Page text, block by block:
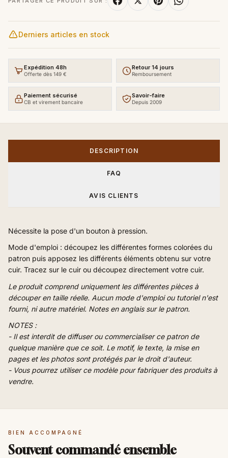
Derniers articles en stock
Expédition 48h
Offerte dès 149 €
Retour 14 jours
Remboursement
Paiement sécurisé
CB et virement bancaire
Savoir-faire
Depuis 2009
DESCRIPTION
FAQ
AVIS CLIENTS
Nécessite la pose d'un bouton à pression.
Mode d'emploi : découpez les différentes formes colorées du
patron puis apposez les différents éléments obtenu sur votre
cuir. Tracez sur le cuir ou découpez directement votre cuir.
Le produit comprend uniquement les différentes pièces à
découper en taille réelle. Aucun mode d'emploi ou tutoriel n'est
fourni, ni autre matériel. Notes en anglais sur le patron.
NOTES :
- Il est interdit de diffuser ou commercialiser ce patron de
quelque manière que ce soit. Le motif, le texte, la mise en
pages et les photos sont protégés par le droit d'auteur.
- Vous pourrez utiliser ce modèle pour fabriquer des produits à
vendre.
BIEN ACCOMPAGNÉ
Souvent commandé ensemble